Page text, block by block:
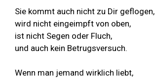
Sie kommt auch nicht zu Dir geflogen,
wird nicht eingeimpft von oben,
ist nicht Segen oder Fluch,
und auch kein Betrugsversuch.
Wenn man jemand wirklich liebt,